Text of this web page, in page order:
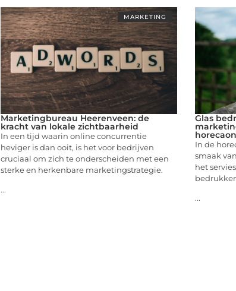
MARKETING
Marketingbureau Heerenveen: de
kracht van lokale zichtbaarheid
In een tijd waarin online concurrentie
heviger is dan ooit, is het voor bedrijven
cruciaal om zich te onderscheiden met een
sterke en herkenbare marketingstrategie.
...
Glas
In de
smaak
het
...